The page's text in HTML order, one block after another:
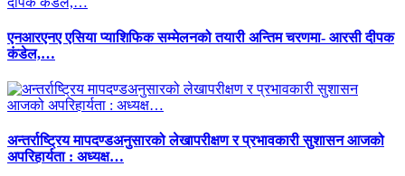
एनआरएनए एसिया प्याशिफिक सम्मेलनको तयारी अन्तिम चरणमा- आरसी दीपक
कंडेल,…
अन्तर्राष्ट्रिय मापदण्डअनुसारको लेखापरीक्षण र प्रभावकारी सुशासन आजको
अपरिहार्यता : अध्यक्ष…